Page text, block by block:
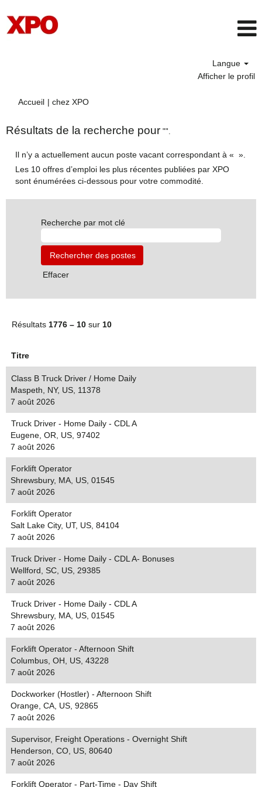
Langue
Afficher le profil
Accueil | chez XPO(page
Résultats de la recherche pour "".
Il n’y a actuellement aucun poste vacant correspondant à « ».
Les 10 offres d’emploi les plus récentes publiées par XPO
sont énumérées ci-dessous pour votre commodité.
Recherche par mot clé
Effacer
Résultats 1776 – 10 sur 10
Titre
Class B Truck Driver / Home Daily
Maspeth, NY, US, 11378
7 août 2026
Truck Driver - Home Daily - CDL A
Eugene, OR, US, 97402
7 août 2026
Forklift Operator
Shrewsbury, MA, US, 01545
7 août 2026
Forklift Operator
Salt Lake City, UT, US, 84104
7 août 2026
Truck Driver - Home Daily - CDL A- Bonuses
Wellford, SC, US, 29385
7 août 2026
Truck Driver - Home Daily - CDL A
Shrewsbury, MA, US, 01545
7 août 2026
Forklift Operator - Afternoon Shift
Columbus, OH, US, 43228
7 août 2026
Dockworker (Hostler) - Afternoon Shift
Orange, CA, US, 92865
7 août 2026
Supervisor, Freight Operations - Overnight Shift
Henderson, CO, US, 80640
7 août 2026
Forklift Operator - Part-Time - Day Shift